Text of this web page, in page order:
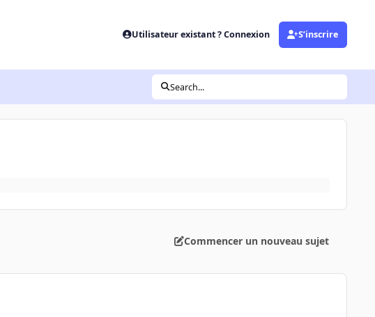
Utilisateur existant ? Connexion S’inscrire
Search...
Commencer un nouveau sujet